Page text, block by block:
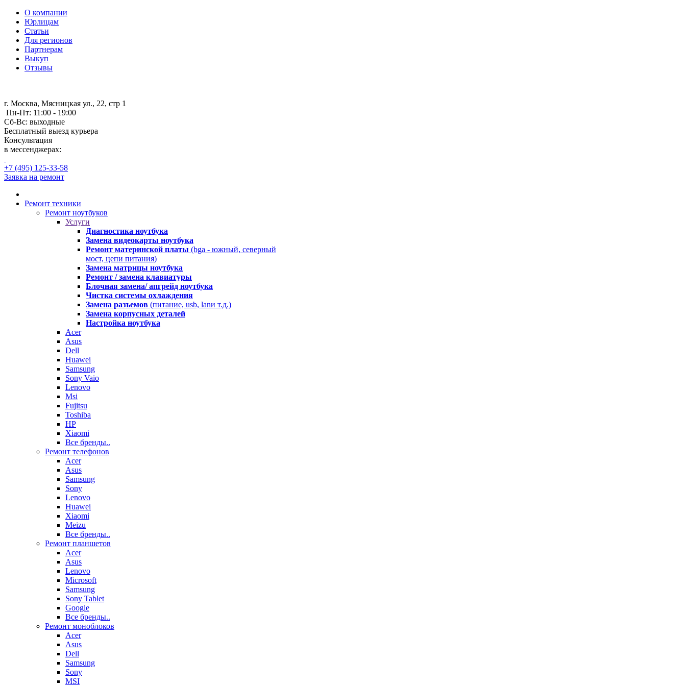
О компании
Юрлицам
Статьи
Для регионов
Партнерам
Выкуп
Отзывы
г. Москва, Мясницкая ул., 22, стр 1
Пн-Пт: 11:00 - 19:00
Сб-Вс: выходные
Бесплатный выезд курьера
Консультация
в мессенджерах:
+7 (495) 125-33-58
Заявка на ремонт
Ремонт техники
Ремонт ноутбуков
Услуги
Диагностика ноутбука
Замена видеокарты ноутбука
Ремонт материнской платы (bga - южный, северный
мост, цепи питания)
Замена матрицы ноутбука
Ремонт / замена клавиатуры
Блочная замена/ апгрейд ноутбука
Чистка системы охлаждения
Замена разъемов (питание, usb, lanи т.д.)
Замена корпусных деталей
Настройка ноутбука
Acer
Asus
Dell
Huawei
Samsung
Sony Vaio
Lenovo
Msi
Fujitsu
Toshiba
HP
Xiaomi
Все бренды..
Ремонт телефонов
Acer
Asus
Samsung
Sony
Lenovo
Huawei
Xiaomi
Meizu
Все бренды..
Ремонт планшетов
Acer
Asus
Lenovo
Microsoft
Samsung
Sony Tablet
Google
Все бренды..
Ремонт моноблоков
Acer
Asus
Dell
Samsung
Sony
MSI